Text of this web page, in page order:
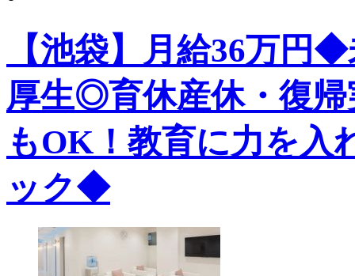
【池袋】月給36万円
厚生◎育休産休・復
もOK！教育に力を入
ック◆